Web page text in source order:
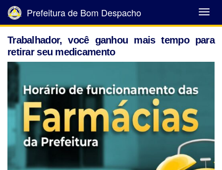
Abrir
Menu
Prefeitura de Bom Despacho
Trabalhador, você ganhou mais tempo para
retirar seu medicamento